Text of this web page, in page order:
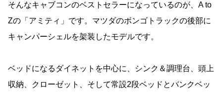
そんなキャブコンのベストセラーになっているのが、A to
Zの「アミティ」です。マツダのボンゴトラックの後部に
キャンパーシェルを架装したモデルです。
ベッドになるダイネットを中心に、シンク＆調理台、頭上
収納、クローゼット、そして常設2段ベッドとバンクベッ